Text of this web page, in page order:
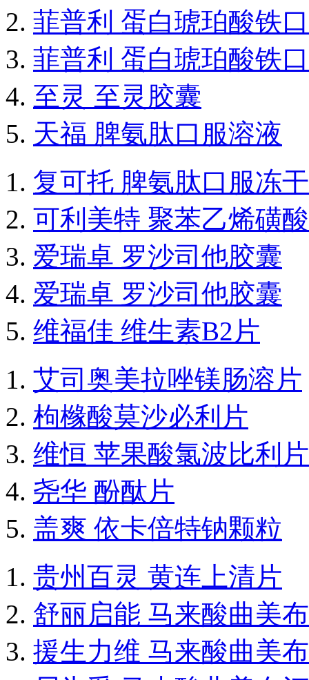
菲普利 蛋白琥珀酸铁
菲普利 蛋白琥珀酸铁
至灵 至灵胶囊
天福 脾氨肽口服溶液
复可托 脾氨肽口服冻
可利美特 聚苯乙烯磺
爱瑞卓 罗沙司他胶囊
爱瑞卓 罗沙司他胶囊
维福佳 维生素B2片
艾司奥美拉唑镁肠溶片
枸橼酸莫沙必利片
维恒 苹果酸氯波比利片
尧华 酚酞片
盖爽 依卡倍特钠颗粒
贵州百灵 黄连上清片
舒丽启能 马来酸曲美
援生力维 马来酸曲美